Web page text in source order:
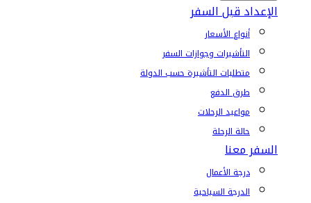
الإعداد قبل السفر
أنواع الأسعار
التأشيرات وجوازات السفر
متطلبات التأشيرة حسب الدولة
طرق الدفع
مواعيد الرحلات
حالة الرحلة
السفر معنا
درجة الأعمال
الدرجة السياحية